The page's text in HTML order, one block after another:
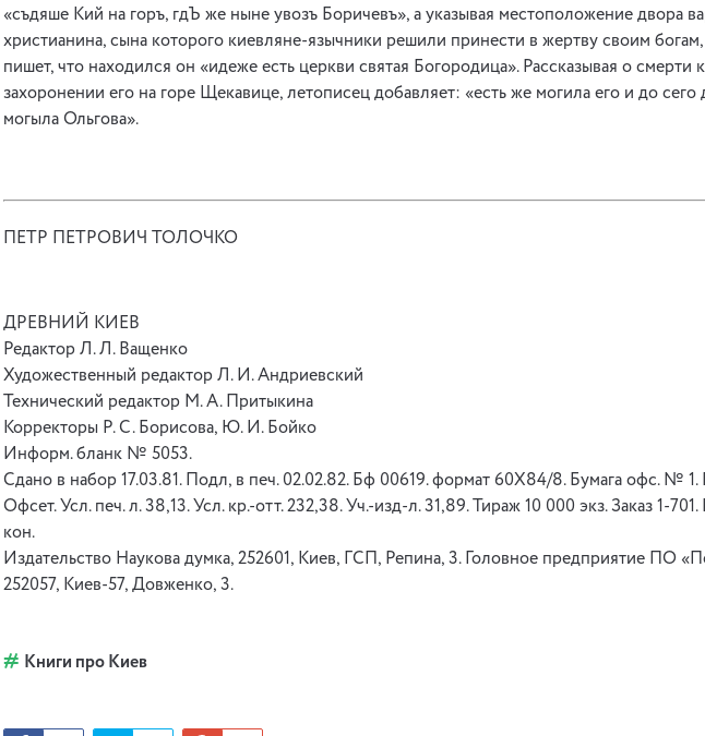
«съдяше Кий на горъ, гдЪ же ныне увозъ Боричевъ», а указывая местоположение двора
христианина, сына которого киевляне-язычники решили принести в жертву своим
пишет, что находился он «идеже есть церкви святая Богородица». Рассказывая о смерти
захоронении его на горе Щекавице, летописец добавляет: «есть же могила его и до сего
могыла Ольгова».
ПЕТР ПЕТРОВИЧ ТОЛОЧКО
ДРЕВНИЙ КИЕВ
Редактор Л. Л. Ващенко
Художественный редактор Л. И. Андриевский
Технический редактор М. А. Притыкина
Корректоры Р. С. Борисова, Ю. И. Бойко
Информ. бланк № 5053.
Сдано в набор 17.03.81. Подл, в печ. 02.02.82. Бф 00619. формат 60X84/8. Бумага офс. № 1.
Офсет. Усл. печ. л. 38,13. Усл. кр.-отт. 232,38. Уч.-изд-л. 31,89. Тираж 10 000 экз. Заказ 1-
кон.
Издательство Наукова думка, 252601, Киев, ГСП, Репина, 3. Головное предприятие ПО
252057, Киев-57, Довженко, 3.
Книги про Киев